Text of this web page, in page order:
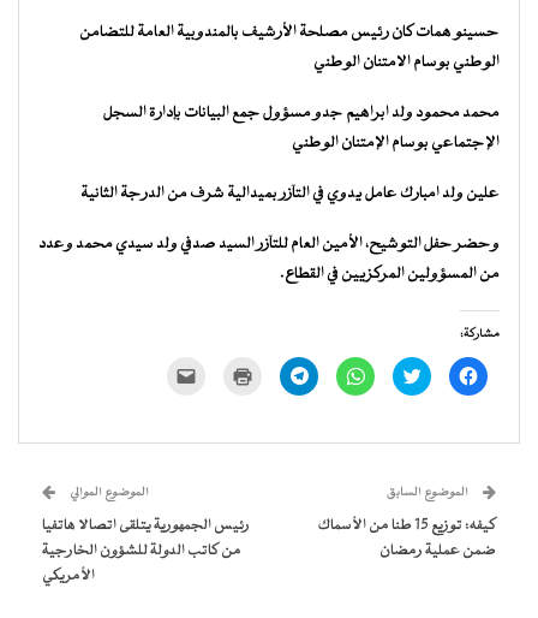
حسينو همات كان رئيس مصلحة الأرشيف بالمندوبية العامة للتضامن
الوطني بوسام الامتنان الوطني
محمد محمود ولد ابراهيم جدو مسؤول جمع البيانات بإدارة السجل
الإجتماعي بوسام الإمتنان الوطني
علين ولد امبارك عامل يدوي في التآزر بميدالية شرف من الدرجة الثانية
وحضر حفل التوشيح، الأمين العام للتآزر السيد صدفي ولد سيدي محمد وعدد
من المسؤولين المركزيين في القطاع.
مشاركة:
انقر
للمشاركة
في
اضغط
للمشاركة
في
انقر
للمشاركة
في
انقر
للمشاركة
في
للطباعة
جديدة) الإلكتروني
نافذة
جديدة)
الموضوع السابق
كيفه: توزيع 15 طنا من الأسماك
ضمن عملية رمضان
الموضوع الموالي
رئيس الجمهورية يتلقى اتصالا هاتفيا
من كاتب الدولة للشؤون الخارجية
الأمريكي